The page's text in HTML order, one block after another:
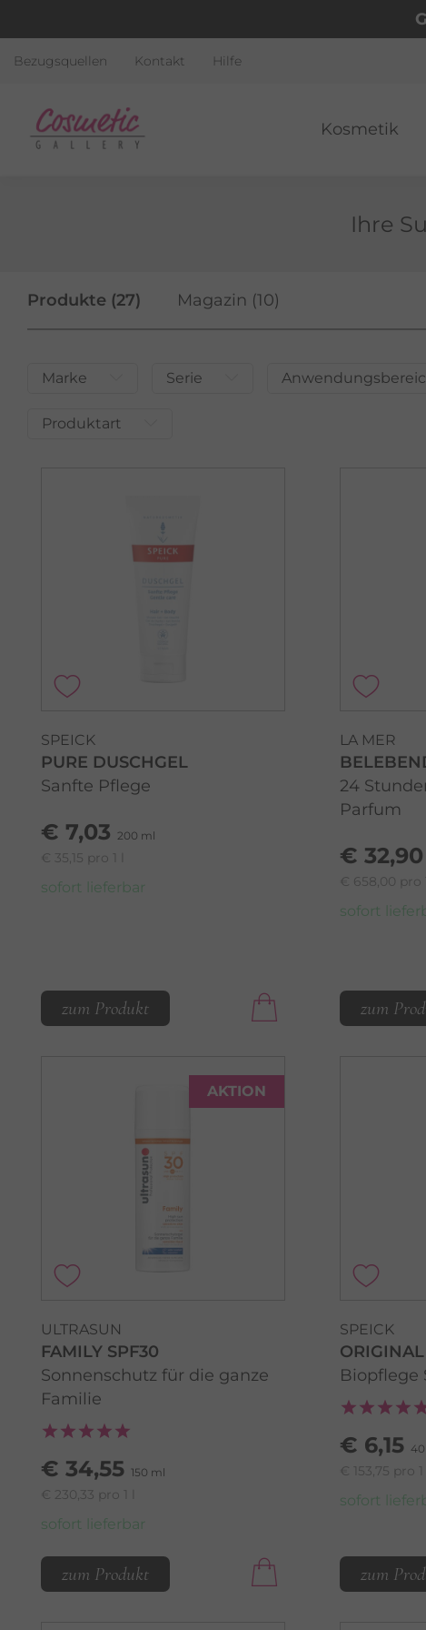
Bezugsquellen Kontakt Hilfe
Kosmetik
Ihre
Produkte (27) Magazin (10)
Marke Serie
Produktart
SPEICK
PURE DUSCHGEL
Sanfte Pflege
€ 7,03 200 ml
€ 35,15 pro 1 l
sofort lieferbar
zum Produkt
LA MER
24
Parfum
€ 32,90
€ 658,00 pro 1
sofort
zum
AKTION
ULTRASUN
FAMILY SPF30
Sonnenschutz für die ganze
Familie
€ 34,55 150 ml
€ 230,33 pro 1 l
sofort lieferbar
zum Produkt
SPEICK
Biopflege
€ 6,15
€ 153,75 pro 1 l
sofort
zum